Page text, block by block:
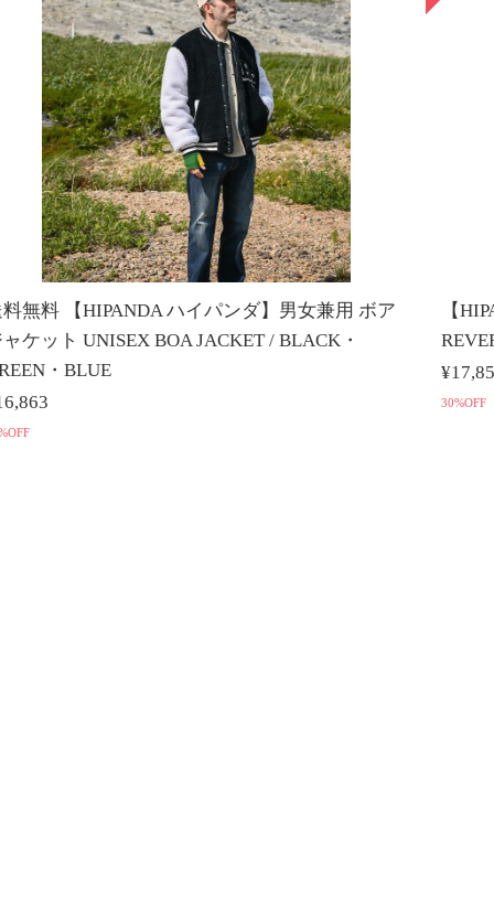
無料 【HIPANDA ハイパンダ】男女兼用 ボア
ケット UNISEX BOA JACKET / BLACK・
・BLUE
【
30%OFF